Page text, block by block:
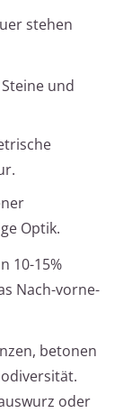
stehen
und
Optik.
10-15%
Nach-vorne-
betonen
oder